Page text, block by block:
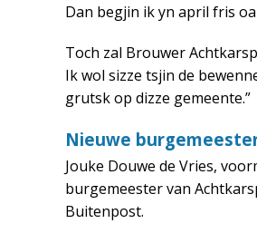
Dan begjin ik yn april fris
Toch zal Brouwer
Ik wol sizze tsjin de
grutsk op dizze gemeente.”
Nieuwe
Jouke Douwe de Vries,
burgemeester van
Buitenpost.